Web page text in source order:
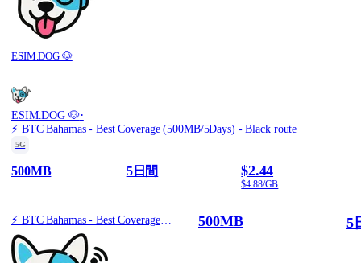
ESIM.DOG 🐶
ESIM.DOG 🐶·
⚡️ BTC Bahamas - Best Coverage (500MB/5Days) - Black route
5G
500MB 5日間 $2.44
$4.88/GB
⚡️ BTC Bahamas - Best Coverage (500MB/5Days) - Black route 500MB 5